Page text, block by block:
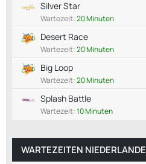
Silver Star
Wartezeit:20 Minuten
Desert Race
Wartezeit:20 Minuten
Big Loop
Wartezeit:20 Minuten
Splash Battle
Wartezeit:10 Minuten
WARTEZEITEN NIEDERLANDE